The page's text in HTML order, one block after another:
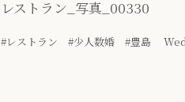
レストラン_写真_00330
#レストラン #少人数婚 #豊島